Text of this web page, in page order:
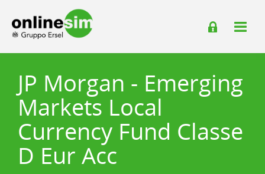
JP Morgan - Emerging
Markets Local
Currency Fund Classe
D Eur Acc